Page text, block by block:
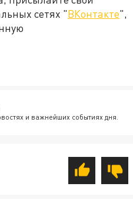
сетях "ВКонтакте",
и важнейших событиях дня.